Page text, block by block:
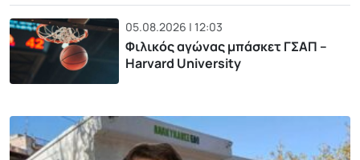
05.08.2026 | 12:03
Φιλικός αγώνας μπάσκετ ΓΣΑΠ –
Harvard University